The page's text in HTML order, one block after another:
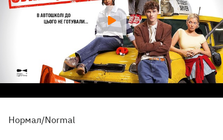
Нормал/Normal